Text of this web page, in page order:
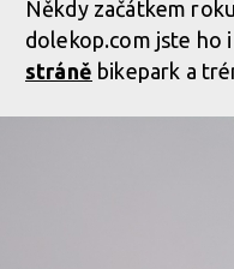
Někdy začátkem
dolekop.com jste ho
stráně bikepark a